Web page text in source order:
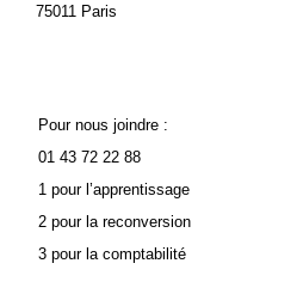
75011 Paris
Pour nous joindre :
01 43 72 22 88
1 pour l’apprentissage
2 pour la reconversion
3 pour la comptabilité